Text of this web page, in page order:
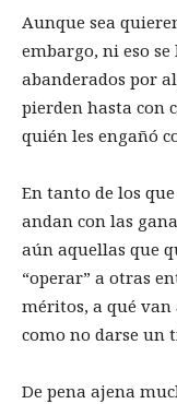
Aunque sea
embargo, ni eso se
abanderados por
pierden hasta con
quién les engañó
En tanto de los
andan con las
aún aquellas que
“operar” a otras
méritos, a qué van
como no darse un
De pena ajena